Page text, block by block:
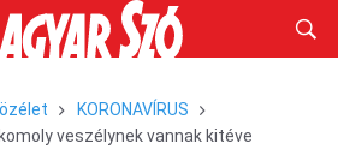
KORONAVÍRUS
veszélynek vannak kitéve